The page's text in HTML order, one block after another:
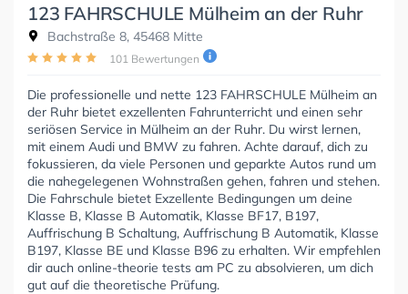
123 FAHRSCHULE Mülheim an der Ruhr
Bachstraße 8, 45468 Mitte
101 Bewertungen
Die professionelle und nette 123 FAHRSCHULE Mülheim an
der Ruhr bietet exzellenten Fahrunterricht und einen sehr
seriösen Service in Mülheim an der Ruhr. Du wirst lernen,
mit einem Audi und BMW zu fahren. Achte darauf, dich zu
fokussieren, da viele Personen und geparkte Autos rund um
die nahegelegenen Wohnstraßen gehen, fahren und stehen.
Die Fahrschule bietet Exzellente Bedingungen um deine
Klasse B, Klasse B Automatik, Klasse BF17, B197,
Auffrischung B Schaltung, Auffrischung B Automatik, Klasse
B197, Klasse BE und Klasse B96 zu erhalten. Wir empfehlen
dir auch online-theorie tests am PC zu absolvieren, um dich
gut auf die theoretische Prüfung.